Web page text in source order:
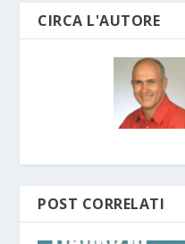
CIRCA L'AUTORE
POST CORRELATI